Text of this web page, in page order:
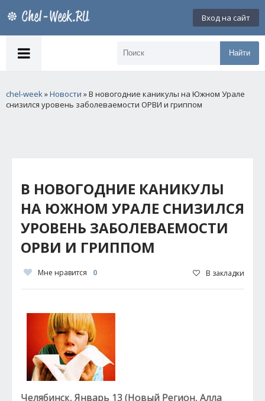
Вход на сайт
Найти
chel-week»Новости » В новогодние каникулы на Южном Урале
снизился уровень заболеваемости ОРВИ и гриппом
В НОВОГОДНИЕ КАНИКУЛЫ
НА ЮЖНОМ УРАЛЕ СНИЗИЛСЯ
УРОВЕНЬ ЗАБОЛЕВАЕМОСТИ
ОРВИ И ГРИППОМ
Мне нравится 0 В закладки
Челябинск, Январь 13 (Новый Регион, Алла